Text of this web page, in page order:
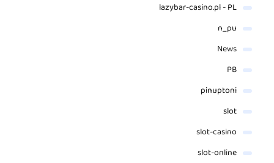
lazybar-casino.pl - PL
n_pu
News
PB
pinuptoni
slot
slot-casino
slot-online